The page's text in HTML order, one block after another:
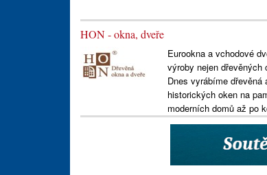
HON - okna, dveře
Eurookna a vchodové
výroby nejen
Dnes vyrábíme
historických oken na
moderních domů až po